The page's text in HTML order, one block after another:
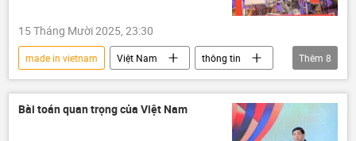
15 Tháng Mười 2025, 23:30
made in vietnam Việt Nam
thông tin
doanh nghiệp
Kinh tế
5g
Viettel
thiết bị
công nghệ
Thêm 8
Bài toán quan trọng của Việt Nam